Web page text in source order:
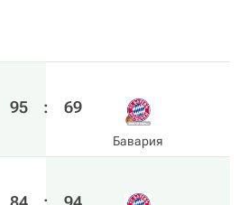
95 : 69
Бавария